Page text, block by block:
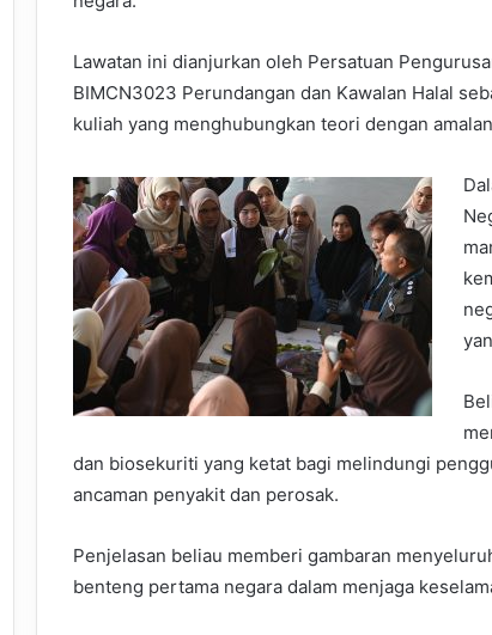
Lawatan ini dianjurkan oleh Persatuan
BIMCN3023 Perundangan dan Kawalan Halal
kuliah yang menghubungkan teori dengan
dan biosekuriti yang ketat bagi melindungi
ancaman penyakit dan perosak.
Penjelasan beliau memberi gambaran
benteng pertama negara dalam menjaga